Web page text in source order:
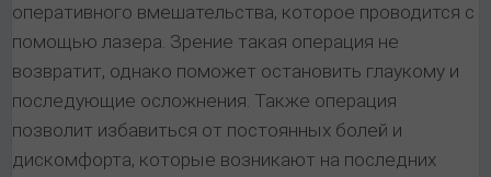
оперативного вмешательства, которое проводится с
помощью лазера. Зрение такая операция не
возвратит, однако поможет остановить глаукому и
последующие осложнения. Также операция
позволит избавиться от постоянных болей и
дискомфорта, которые возникают на последних